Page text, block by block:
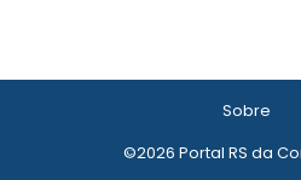
Sobre
©2026 Portal RS da